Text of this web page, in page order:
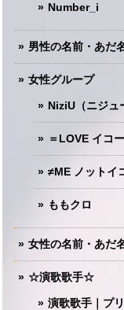
Number_i
男性の名前・あだ
女性グループ
NiziU（ニジュ
＝LOVE イコ
≠ME ノットイ
ももクロ
女性の名前・あだ
☆演歌歌手☆
演歌歌手｜プ